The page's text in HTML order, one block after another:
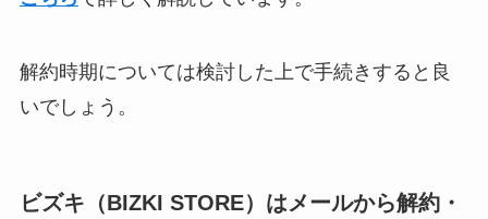
解約時期については検討した上で手続きすると良
いでしょう。
ビズキ（BIZKI STORE）はメールから解約・